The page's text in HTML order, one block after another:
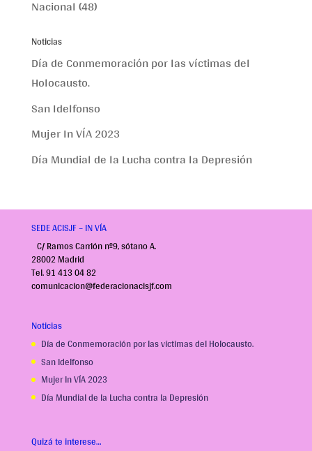
Nacional(48)
Noticias
Día de Conmemoración por las víctimas del
Holocausto.
San Idelfonso
Mujer In VÍA 2023
Día Mundial de la Lucha contra la Depresión
SEDE ACISJF – IN VÍA
C/ Ramos Carrión nº9, sótano A.
28002 Madrid
Tel. 91 413 04 82
comunicacion@federacionacisjf.com
Noticias
Día de Conmemoración por las víctimas del Holocausto.
San Idelfonso
Mujer In VÍA 2023
Día Mundial de la Lucha contra la Depresión
Quizá te interese…